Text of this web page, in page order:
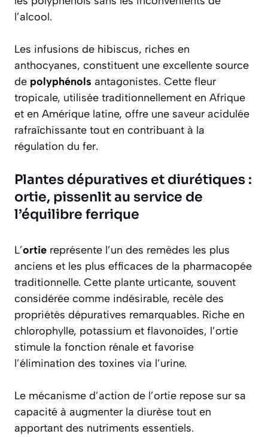
l’alcool.
Les infusions de hibiscus, riches en
anthocyanes, constituent une excellente source
de polyphénols antagonistes. Cette fleur
tropicale, utilisée traditionnellement en Afrique
et en Amérique latine, offre une saveur acidulée
rafraîchissante tout en contribuant à la
régulation du fer.
Plantes dépuratives et diurétiques :
ortie, pissenlit au service de
l’équilibre ferrique
L’ortie représente l’un des remèdes les plus
anciens et les plus efficaces de la pharmacopée
traditionnelle. Cette plante urticante, souvent
considérée comme indésirable, recèle des
propriétés dépuratives remarquables. Riche en
chlorophylle, potassium et flavonoïdes, l’ortie
stimule la fonction rénale et favorise
l’élimination des toxines via l’urine.
Le mécanisme d’action de l’ortie repose sur sa
capacité à augmenter la diurèse tout en
apportant des nutriments essentiels.